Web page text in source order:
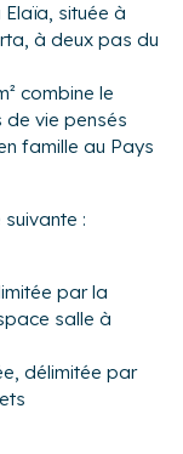
située à
à deux pas du
combine le
vie pensés
famille au Pays
:
par la
salle à
délimitée par
salle d'eau